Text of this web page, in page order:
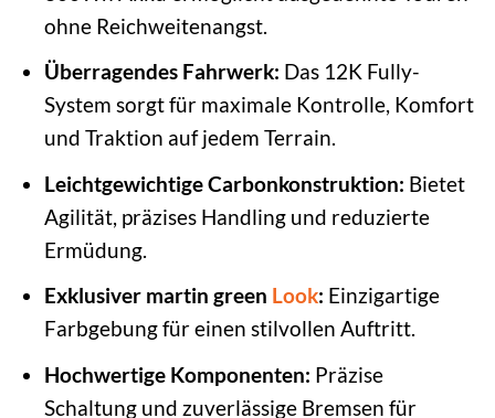
ohne Reichweitenangst.
Überragendes Fahrwerk: Das 12K Fully-
System sorgt für maximale Kontrolle, Komfort
und Traktion auf jedem Terrain.
Leichtgewichtige Carbonkonstruktion: Bietet
Agilität, präzises Handling und reduzierte
Ermüdung.
Exklusiver martin green Look: Einzigartige
Farbgebung für einen stilvollen Auftritt.
Hochwertige Komponenten: Präzise
Schaltung und zuverlässige Bremsen für